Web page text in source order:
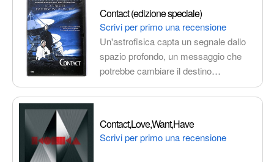
lontana, dando inizio a un viaggio che
la porterà a confrontarsi con i suoi
dubbi più profondi.
Contact (edizione speciale)
Scrivi per primo una recensione
Un'astrofisica capta un segnale dallo
spazio profondo, un messaggio che
potrebbe cambiare il destino
dell'umanità. Un film di Robert
Zemeckis con Jodie Foster, ricco di
filosofiche.
Contact,Love,Want,Have
Scrivi per primo una recensione